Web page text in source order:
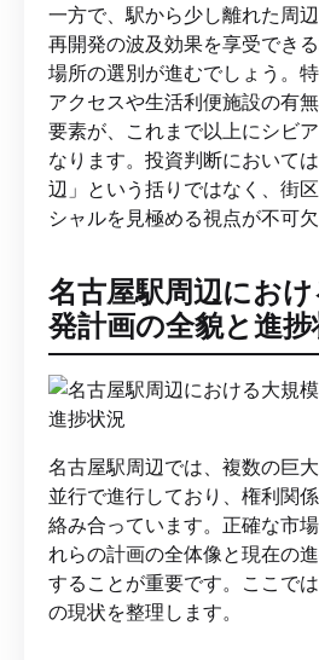
一方で、駅から少し離れた周
再開発の波及効果を享受でき
場所の選別が進むでしょう。
アクセスや生活利便施設の有
要素が、これまで以上にシビ
なります。投資判断において
辺」という括りではなく、街
シャルを見極める視点が不可欠
名古屋駅周辺にお
発計画の全貌と進捗
名古屋駅周辺では、複数の巨
並行で進行しており、権利関
絡み合っています。正確な市
れらの計画の全体像と現在の
することが重要です。ここで
の現状を整理します。